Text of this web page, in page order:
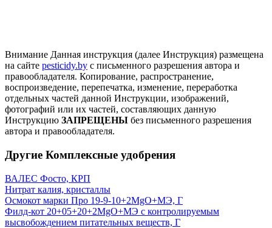
Внимание Данная инструкция (далее Инструкция) размещена
на сайте pesticidy.by с письменного разрешения автора и
правообладателя. Копирование, распространение,
воспроизведение, перепечатка, изменение, переработка
отдельных частей данной Инструкции, изображений,
фотографий или их частей, составляющих данную
Инструкцию ЗАПРЕЩЕНЫ без письменного разрешения
автора и правообладателя.
Другие Комплексные удобрения
ВАЛЕС Фосто, КРП
Нитрат калия, кристаллы
Осмокот марки Про 19-9-10+2MgO+МЭ, Г
Филд-кот 20+05+20+2MgO+МЭ с контролируемым
высвобождением питательных веществ, Г